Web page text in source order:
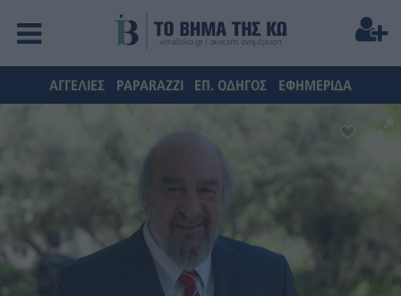
ΑΓΓΕΛΙΕΣ PAPARAZZI ΕΠ. ΟΔΗΓΟΣ ΕΦΗΜΕΡΙΔΑ